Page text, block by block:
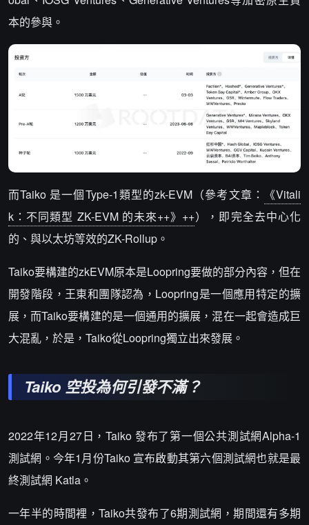
本的參與。
而Taiko 是一個Type-1類型的zk-EVM（參考文章：
《Vitali
k：不同類型 ZK-EVM 的未來++》++），即完全去中心化
的、與以太坊等效的ZK-Rollup。
Taiko要構建的zkEVM原本是Loopring要做的部分內容，但在
開發階段，王東和團隊認為，Loopring是一個應用特定的擴
展，而Taiko要構建的是一個通用的擴展，混在一起會造成巨
大混亂，於是，Taiko從Loopring獨立出來發展。
Taiko 空投為何引發不滿？
2022年12月27日，Taiko 發布了第一個公共測試網Alpha-1
測試網。今年1月份Taiko 宣布啟動其第六個測試網也就是最
終測試網 Katla。
一年半的時間裡，Taiko共發布了6期測試網，期間還有多期